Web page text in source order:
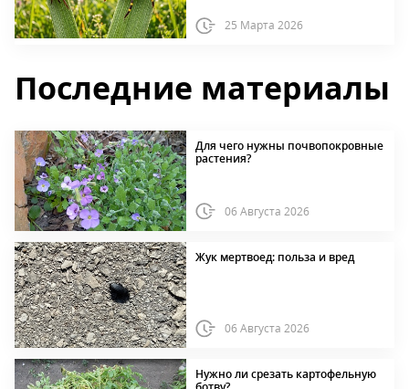
25 Марта 2026
Последние материалы
Для чего нужны почвопокровные
растения?
06 Августа 2026
Жук мертвоед: польза и вред
06 Августа 2026
Нужно ли срезать картофельную